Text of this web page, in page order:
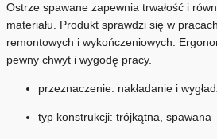
Ostrze spawane zapewnia trwałość i
materiału. Produkt sprawdzi się w
remontowych i wykończeniowych.
pewny chwyt i wygodę pracy.
przeznaczenie: nakładanie i
typ konstrukcji: trójkątna, spawana